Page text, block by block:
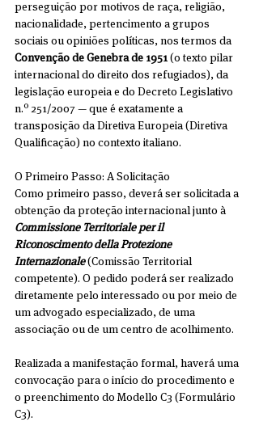
perseguição por motivos de raça, religião,
nacionalidade, pertencimento a grupos
sociais ou opiniões políticas, nos termos da
Convenção de Genebra de 1951 (o texto pilar
internacional do direito dos refugiados), da
legislação europeia e do Decreto Legislativo
n.º 251/2007 — que é exatamente a
transposição da Diretiva Europeia (Diretiva
Qualificação) no contexto italiano.
O Primeiro Passo: A Solicitação
Como primeiro passo, deverá ser solicitada a
obtenção da proteção internacional junto à
Commissione Territoriale per il
Riconoscimento della Protezione
Internazionale (Comissão Territorial
competente). O pedido poderá ser realizado
diretamente pelo interessado ou por meio de
um advogado especializado, de uma
associação ou de um centro de acolhimento.
Realizada a manifestação formal, haverá uma
convocação para o início do procedimento e
o preenchimento do Modello C3 (Formulário
C3).